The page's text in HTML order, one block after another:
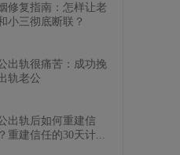
修复指南：怎样让老
小三彻底断联？
出轨很痛苦：成功挽
轨老公
出轨后如何重建信
重建信任的30天计...